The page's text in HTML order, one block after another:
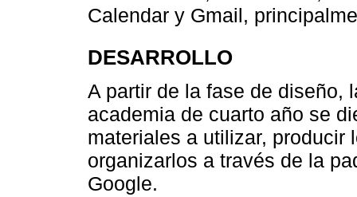
Calendar y Gmail,
DESARROLLO
A partir de la fase de diseño,
academia de cuarto año se
materiales a utilizar, producir
organizarlos a través de la
Google.